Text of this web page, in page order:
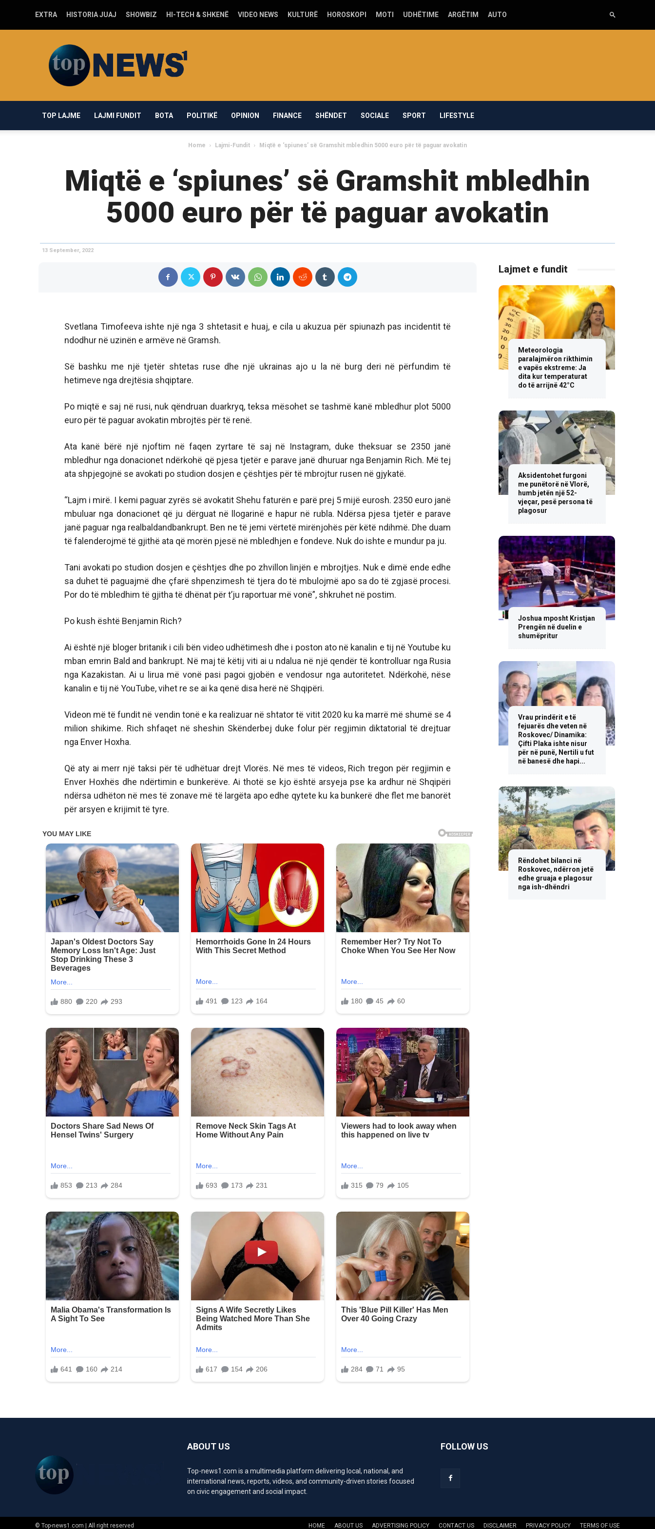
EXTRA HISTORIA JUAJ SHOWBIZ HI-TECH & SHKENË VIDEO NEWS KULTURË HOROSKOPI MOTI UDHËTIME ARGËTIM AUTO
news1.com
TOP LAJME LAJMI FUNDIT BOTA POLITIKË OPINION FINANCE SHËNDET SOCIALE SPORT LIFESTYLE
Home Lajmi-Fundit Miqtë e ‘spiunes’ së Gramshit mbledhin 5000 euro për të paguar avokatin
Miqtë e ‘spiunes’ së Gramshit mbledhin
5000 euro për të paguar avokatin
13 September, 2022
Svetlana Timofeeva ishte një nga 3 shtetasit e huaj, e cila u akuzua për spiunazh pas incidentit të
ndodhur në uzinën e armëve në Gramsh.
Së bashku me një tjetër shtetas ruse dhe një ukrainas ajo u la në burg deri në përfundim të
hetimeve nga drejtësia shqiptare.
Po miqtë e saj në rusi, nuk qëndruan duarkryq, teksa mësohet se tashmë kanë mbledhur plot 5000
euro për të paguar avokatin mbrojtës për të renë.
Ata kanë bërë një njoftim në faqen zyrtare të saj në Instagram, duke theksuar se 2350 janë
mbledhur nga donacionet ndërkohë që pjesa tjetër e parave janë dhuruar nga Benjamin Rich. Më tej
ata shpjegojnë se avokati po studion dosjen e çështjes për të mbrojtur rusen në gjykatë.
“Lajm i mirë. I kemi paguar zyrës së avokatit Shehu faturën e parë prej 5 mijë eurosh. 2350 euro janë
mbuluar nga donacionet që ju dërguat në llogarinë e hapur në rubla. Ndërsa pjesa tjetër e parave
janë paguar nga realbaldandbankrupt. Ben ne të jemi vërtetë mirënjohës për këtë ndihmë. Dhe duam
të falenderojmë të gjithë ata që morën pjesë në mbledhjen e fondeve. Nuk do ishte e mundur pa ju.
Tani avokati po studion dosjen e çështjes dhe po zhvillon linjën e mbrojtjes. Nuk e dimë ende edhe
sa duhet të paguajmë dhe çfarë shpenzimesh të tjera do të mbulojmë apo sa do të zgjasë procesi.
Por do të mbledhim të gjitha të dhënat për t’ju raportuar më vonë”, shkruhet në postim.
Po kush është Benjamin Rich?
Ai është një bloger britanik i cili bën video udhëtimesh dhe i poston ato në kanalin e tij në Youtube ku
mban emrin Bald and bankrupt. Në maj të këtij viti ai u ndalua në një qendër të kontrolluar nga Rusia
nga Kazakistan. Ai u lirua më vonë pasi pagoi gjobën e vendosur nga autoritetet. Ndërkohë, nëse
kanalin e tij në YouTube, vihet re se ai ka qenë disa herë në Shqipëri.
Videon më të fundit në vendin tonë e ka realizuar në shtator të vitit 2020 ku ka marrë më shumë se 4
milion shikime. Rich shfaqet në sheshin Skënderbej duke folur për regjimin diktatorial të drejtuar
nga Enver Hoxha.
Që aty ai merr një taksi për të udhëtuar drejt Vlorës. Në mes të videos, Rich tregon për regjimin e
Enver Hoxhës dhe ndërtimin e bunkerëve. Ai thotë se kjo është arsyeja pse ka ardhur në Shqipëri
ndërsa udhëton në mes të zonave më të largëta apo edhe qytete ku ka bunkerë dhe flet me banorët
për arsyen e krijimit të tyre.
Lajmet e fundit
Meteorologia
paralajmëron rikthimin
e vapës ekstreme: Ja
dita kur temperaturat
do të arrijnë 42°C
Aksidentohet furgoni
me punëtorë në Vlorë,
humb jetën një 52-
vjeçar, pesë persona të
plagosur
Joshua mposht Kristjan
Prengën në duelin e
shumëpritur
Vrau prindërit e të
fejuarës dhe veten në
Roskovec/ Dinamika:
Çifti Plaka ishte nisur
për në punë, Nertili u fut
në banesë dhe hapi...
Rëndohet bilanci në
Roskovec, ndërron jetë
edhe gruaja e plagosur
nga ish-dhëndri
ABOUT US
Top-news1.com is a multimedia platform delivering local, national, and
international news, reports, videos, and community-driven stories focused
on civic engagement and social impact.
FOLLOW US
HOME ABOUT US ADVERTISING POLICY CONTACT US DISCLAIMER PRIVACY POLICY TERMS OF USE
© Top-news1.com | All right reserved